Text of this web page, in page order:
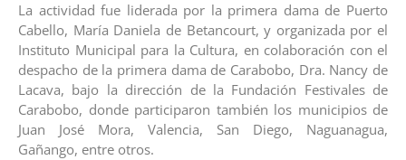
La actividad fue liderada por la primera dama de Puerto
Cabello, María Daniela de Betancourt, y organizada por el
Instituto Municipal para la Cultura, en colaboración con el
despacho de la primera dama de Carabobo, Dra. Nancy de
Lacava, bajo la dirección de la Fundación Festivales de
Carabobo, donde participaron también los municipios de
Juan José Mora, Valencia, San Diego, Naguanagua,
Gañango, entre otros.